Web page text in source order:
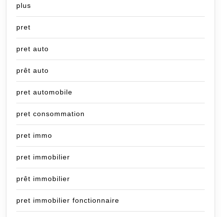
plus
pret
pret auto
prêt auto
pret automobile
pret consommation
pret immo
pret immobilier
prêt immobilier
pret immobilier fonctionnaire